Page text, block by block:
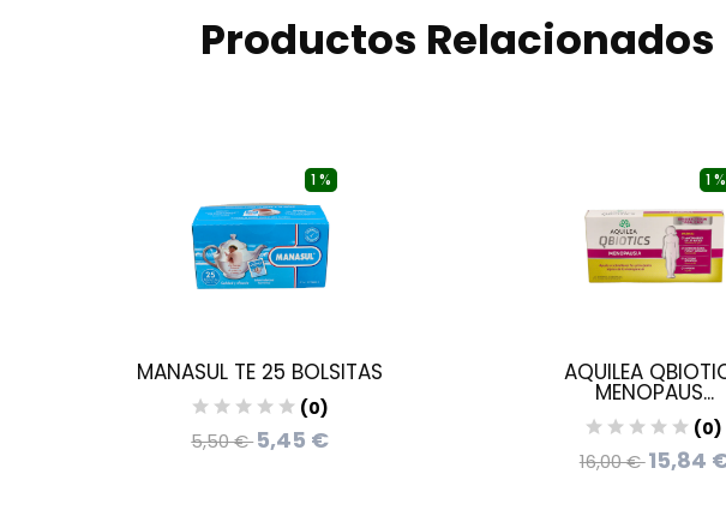
Productos Relacionados
1 %
MANASUL TE 25 BOLSITAS
(0)
5,50 €5,45 €
1 %
AQUILEA
MENOPAUS...
(0)
16,00 €15,84